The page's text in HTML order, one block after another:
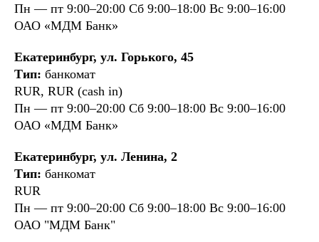
Пн — пт 9:00–20:00 Сб 9:00–18:00 Вс 9:00–16:00
ОАО «МДМ Банк»
Екатеринбург, ул. Горького, 45
Тип: банкомат
RUR, RUR (cash in)
Пн — пт 9:00–20:00 Сб 9:00–18:00 Вс 9:00–16:00
ОАО «МДМ Банк»
Екатеринбург, ул. Ленина, 2
Тип: банкомат
RUR
Пн — пт 9:00–20:00 Сб 9:00–18:00 Вс 9:00–16:00
ОАО "МДМ Банк"